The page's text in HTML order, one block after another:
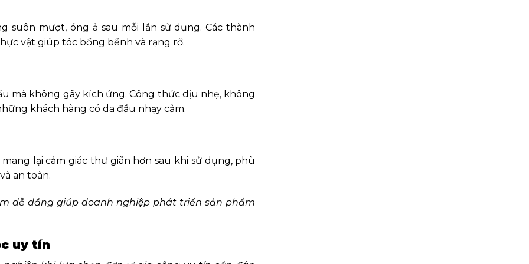
mượt, óng ả sau mỗi lần sử dụng. Các thành
vật giúp tóc bồng bềnh và rạng rỡ.
mà không gây kích ứng. Công thức dịu nhẹ, không
khách hàng có da đầu nhạy cảm.
lại cảm giác thư giãn hơn sau khi sử dụng, phù
an toàn.
dễ dầng giúp doanh nghiệp phát triển sản phẩm
uy tín